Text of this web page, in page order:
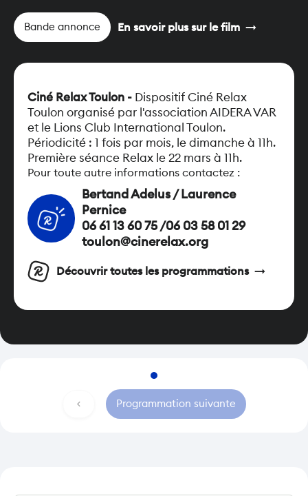
Bande annonce En savoir plus sur le film arrow_right_alt
Ciné Relax Toulon - Dispositif Ciné Relax
Toulon organisé par l'association AIDERA VAR
et le Lions Club International Toulon.
Périodicité : 1 fois par mois, le dimanche à 11h.
Première séance Relax le 22 mars à 11h.
Pour toute autre informations contactez :
Bertand Adelus / Laurence
Pernice
06 61 13 60 75 /06 03 58 01 29
toulon@cinerelax.org
Découvrir toutes les programmations arrow_right_alt
navigate_before Programmation suivante